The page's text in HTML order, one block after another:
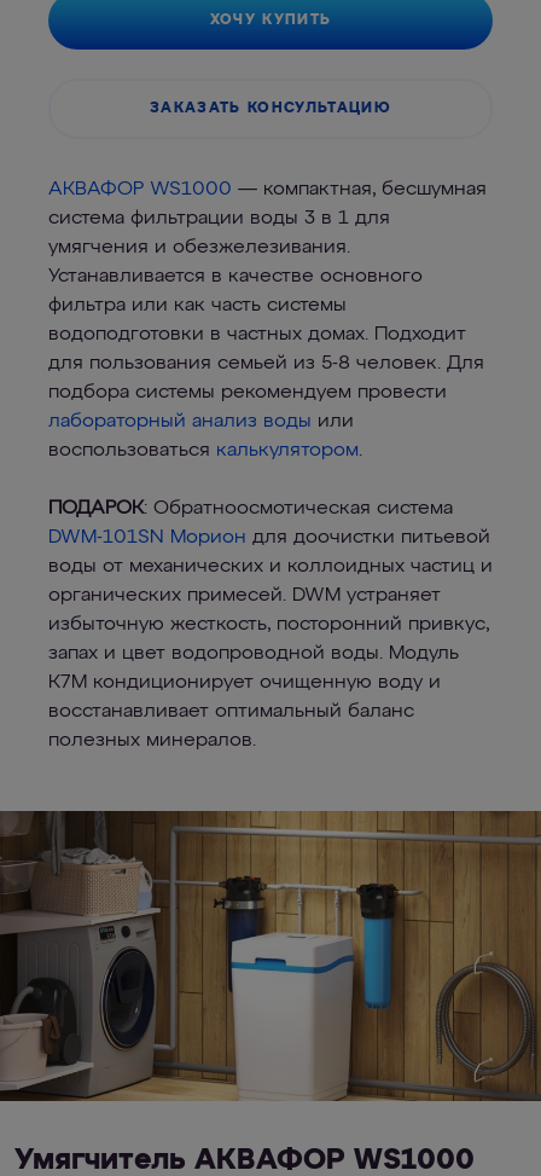
ХОЧУ КУПИТЬ
ЗАКАЗАТЬ КОНСУЛЬТАЦИЮ
АКВАФОР WS1000 — компактная, бесшумная
система фильтрации воды 3 в 1 для
умягчения и обезжелезивания.
Устанавливается в качестве основного
фильтра или как часть системы
водоподготовки в частных домах. Подходит
для пользования семьей из 5-8 человек. Для
подбора системы рекомендуем провести
лабораторный анализ воды или
воспользоваться калькулятором.
ПОДАРОК: Обратноосмотическая система
DWM-101SN Морион для доочистки питьевой
воды от механических и коллоидных частиц и
органических примесей. DWM устраняет
избыточную жесткость, посторонний привкус,
запах и цвет водопроводной воды. Модуль
К7М кондиционирует очищенную воду и
восстанавливает оптимальный баланс
полезных минералов.
Умягчитель АКВАФОР WS1000